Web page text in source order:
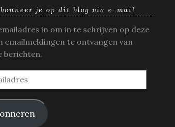
je op dit blog via e-mail
in om in te schrijven op deze
emailmeldingen te ontvangen van
berichten.